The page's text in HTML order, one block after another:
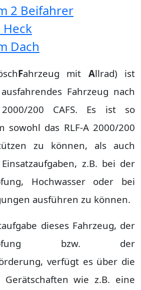
2 Beifahrer
Dach
Fahrzeug mit Allrad) ist
Fahrzeug nach
200 CAFS. Es ist so
sowohl das RLF-A 2000/200
zu können, als auch
z.B. bei der
Hochwasser oder bei
ausführen zu können.
dieses Fahrzeug, der
bzw. der
verfügt es über die
Gerätschaften wie z.B. eine